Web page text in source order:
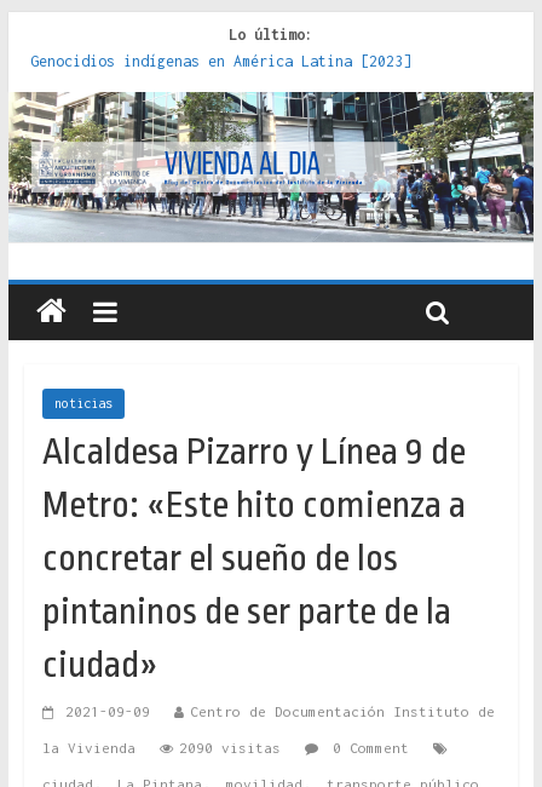
Lo último:
Genocidios indígenas en América Latina [2023]
Estudios sobre la espacialización de los Estados :
políticas, prácticas y representaciones [2022]
Donde el pedernal choca con el acero : hacia una teoría
crítica de las fronteras latinoamericanas [2020]
Criterios técnicos para una vivienda adecuada [2019]
Red de consultorios de la Caja del Seguro Obrero en
Santiago : un patrimonio emblemático [2014]
noticias
Alcaldesa Pizarro y Línea 9 de
Metro: «Este hito comienza a
concretar el sueño de los
pintaninos de ser parte de la
ciudad»
2021-09-09 Centro de Documentación Instituto de
la Vivienda 2090 visitas 0 Comment